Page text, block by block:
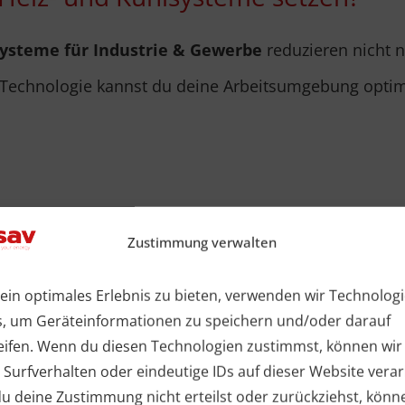
Zustimmung verwalten
optimales Erlebnis zu bieten, verwenden wir
um Geräteinformationen zu speichern und/oder darauf
Wenn du diesen Technologien zustimmst, können
Surfverhalten oder eindeutige IDs auf dieser Website
deine Zustimmung nicht erteilst oder zurückziehst,
für Industrie & Gewerbe reduzieren nicht
kannst du deine Arbeitsumgebung
komplexe Herausforderungen erfordert nicht nur
Kund:innen. Vertrauen und eine fundierte
als zertifizierter Partner bei GreenExperts